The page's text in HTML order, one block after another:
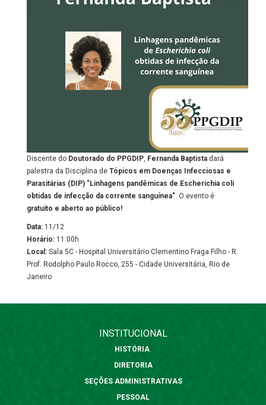
Discente do Doutorado do PPGDIP, Fernanda Baptista dará
palestra da Disciplina de Tópicos em Doenças Infecciosas e
Parasitárias (DIP) "Linhagens pandêmicas de Escherichia coli
obtidas de infecção da corrente sanguínea". O evento é
gratuito e aberto ao público!
Data: 11/12
Horário: 11:00h
Local: Sala 5C - Hospital Universitário Clementino Fraga Filho - R.
Prof. Rodolpho Paulo Rocco, 255 - Cidade Universitária, Rio de
Janeiro
INSTITUCIONAL
HISTÓRIA
DIRETORIA
SEÇÕES ADMINISTRATIVAS
PESSOAL